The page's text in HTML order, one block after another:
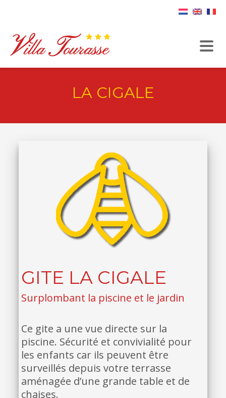
LA CIGALE
GITE LA CIGALE
Surplombant la piscine et le jardin
Ce gite a une vue directe sur la
piscine. Sécurité et convivialité pour
les enfants car ils peuvent être
surveillés depuis votre terrasse
aménagée d’une grande table et de
chaises.